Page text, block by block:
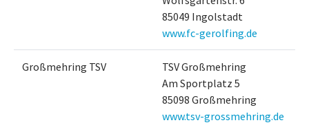
85049 Ingolstadt
www.fc-gerolfing.de
Großmehring TSV
TSV Großmehring
Am Sportplatz 5
85098 Großmehring
www.tsv-grossmehring.de